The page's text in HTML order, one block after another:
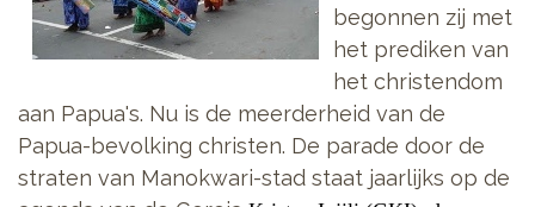
begonnen zij met
het prediken van
het christendom
aan Papua's. Nu is de meerderheid van de
Papua-bevolking christen. De parade door de
straten van Manokwari-stad staat jaarlijks op de